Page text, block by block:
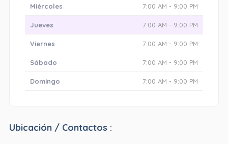
Miércoles 7:00 AM - 9:00 PM
Jueves 7:00 AM - 9:00 PM
Viernes 7:00 AM - 9:00 PM
Sábado 7:00 AM - 9:00 PM
Domingo 7:00 AM - 9:00 PM
Ubicación / Contactos :